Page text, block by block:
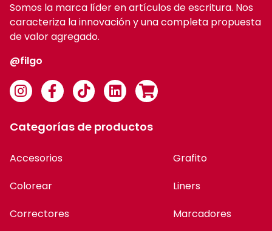
Somos la marca líder en artículos de escritura. Nos
caracteriza la innovación y una completa propuesta
de valor agregado.
@filgo
Categorías de productos
Accesorios
Colorear
Correctores
Grafito
Liners
Marcadores